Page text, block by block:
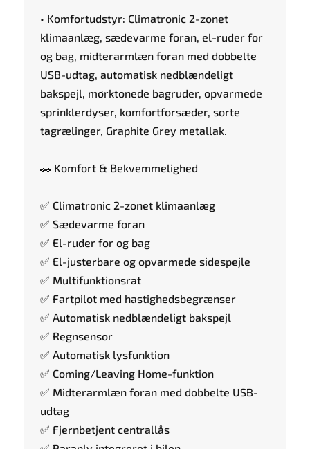
• Komfortudstyr: Climatronic 2-zonet
klimaanlæg, sædevarme foran, el-ruder for
og bag, midterarmlæn foran med dobbelte
USB-udtag, automatisk nedblændeligt
bakspejl, mørktonede bagruder, opvarmede
sprinklerdyser, komfortforsæder, sorte
tagrælinger, Graphite Grey metallak.
🚗 Komfort & Bekvemmelighed
✅ Climatronic 2-zonet klimaanlæg
✅ Sædevarme foran
✅ El-ruder for og bag
✅ El-justerbare og opvarmede sidespejle
✅ Multifunktionsrat
✅ Fartpilot med hastighedsbegrænser
✅ Automatisk nedblændeligt bakspejl
✅ Regnsensor
✅ Automatisk lysfunktion
✅ Coming/Leaving Home-funktion
✅ Midterarmlæn foran med dobbelte USB-
udtag
✅ Fjernbetjent centrallås